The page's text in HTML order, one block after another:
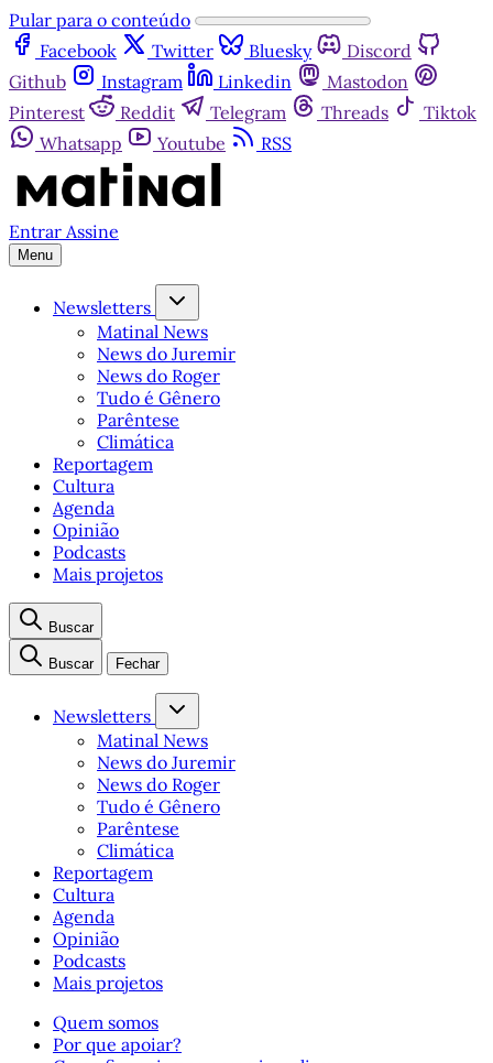
Pular para o conteúdo
Facebook
Twitter Bluesky
Discord
Github
Instagram Linkedin
Mastodon
Pinterest
Reddit Telegram Threads
Tiktok
Whatsapp
Youtube RSS
Entrar Assine
Menu
Newsletters
Matinal News
News do Juremir
News do Roger
Tudo é Gênero
Parêntese
Climática
Reportagem
Cultura
Agenda
Opinião
Podcasts
Mais projetos
Buscar
Buscar Fechar
Newsletters
Matinal News
News do Juremir
News do Roger
Tudo é Gênero
Parêntese
Climática
Reportagem
Cultura
Agenda
Opinião
Podcasts
Mais projetos
Quem somos
Por que apoiar?